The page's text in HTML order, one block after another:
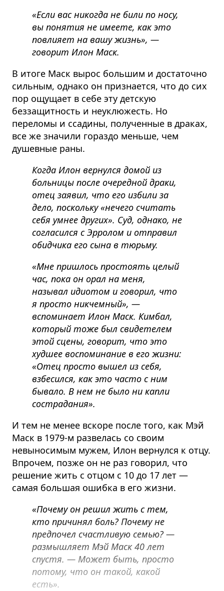
«Если вас никогда не били по носу,
вы понятия не имеете, как это
повлияет на вашу жизнь», —
говорит Илон Маск.
В итоге Маск вырос большим и достаточно
сильным, однако он признается, что до сих
пор ощущает в себе эту детскую
беззащитность и неуклюжесть. Но
переломы и ссадины, полученные в драках,
все же значили гораздо меньше, чем
душевные раны.
Когда Илон вернулся домой из
больницы после очередной драки,
отец заявил, что его избили за
дело, поскольку «нечего считать
себя умнее других». Суд, однако, не
согласился с Эрролом и отправил
обидчика его сына в тюрьму.
«Мне пришлось простоять целый
час, пока он орал на меня,
называл идиотом и говорил, что
я просто никчемный», —
вспоминает Илон Маск. Кимбал,
который тоже был свидетелем
этой сцены, говорит, что это
худшее воспоминание в его жизни:
«Отец просто вышел из себя,
взбесился, как это часто с ним
бывало. В нем не было ни капли
сострадания».
И тем не менее вскоре после того, как Мэй
Маск в 1979-м развелась со своим
невыносимым мужем, Илон вернулся к отцу.
Впрочем, позже он не раз говорил, что
решение жить с отцом с 10 до 17 лет —
самая большая ошибка в его жизни.
«Почему он решил жить с тем,
кто причинял боль? Почему не
предпочел счастливую семью? —
размышляет Мэй Маск 40 лет
спустя. — Может быть, просто
потому, что он такой, какой
есть».